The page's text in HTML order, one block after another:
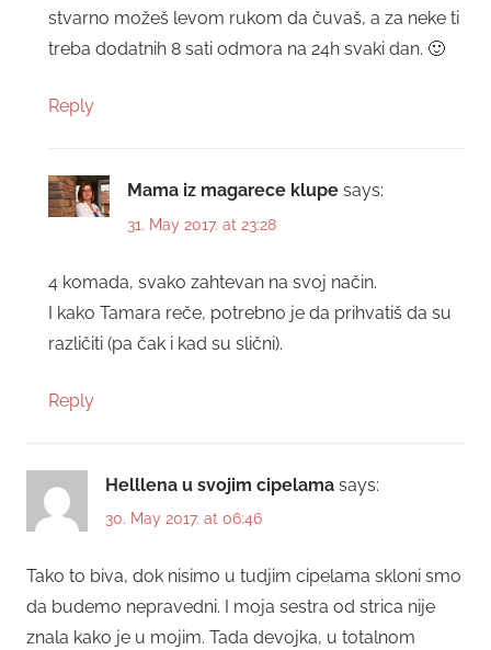
stvarno možeš levom rukom da čuvaš, a za neke ti
treba dodatnih 8 sati odmora na 24h svaki dan. 🙂
Reply
Mama iz magarece klupe says:
31. May 2017. at 23:28
4 komada, svako zahtevan na svoj način.
I kako Tamara reče, potrebno je da prihvatiš da su
različiti (pa čak i kad su slični).
Reply
Helllena u svojim cipelama says:
30. May 2017. at 06:46
Tako to biva, dok nisimo u tudjim cipelama skloni smo
da budemo nepravedni. I moja sestra od strica nije
znala kako je u mojim. Tada devojka, u totalnom